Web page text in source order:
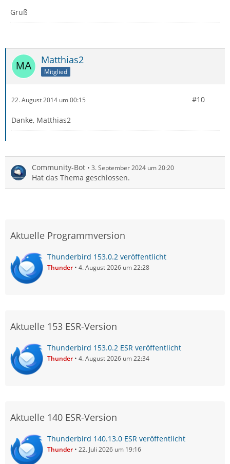
Gruß
Matthias2
Mitglied
22. August 2014 um 00:15 #10
Danke, Matthias2
Community-Bot 3. September 2024 um 20:20
Hat das Thema geschlossen.
Aktuelle Programmversion
Thunderbird 153.0.2 veröffentlicht
Thunder 4. August 2026 um 22:28
Aktuelle 153 ESR-Version
Thunderbird 153.0.2 ESR veröffentlicht
Thunder 4. August 2026 um 22:34
Aktuelle 140 ESR-Version
Thunderbird 140.13.0 ESR veröffentlicht
Thunder 22. Juli 2026 um 19:16